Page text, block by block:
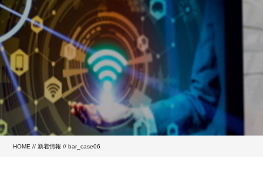
HOME //新着情報 // bar_case06